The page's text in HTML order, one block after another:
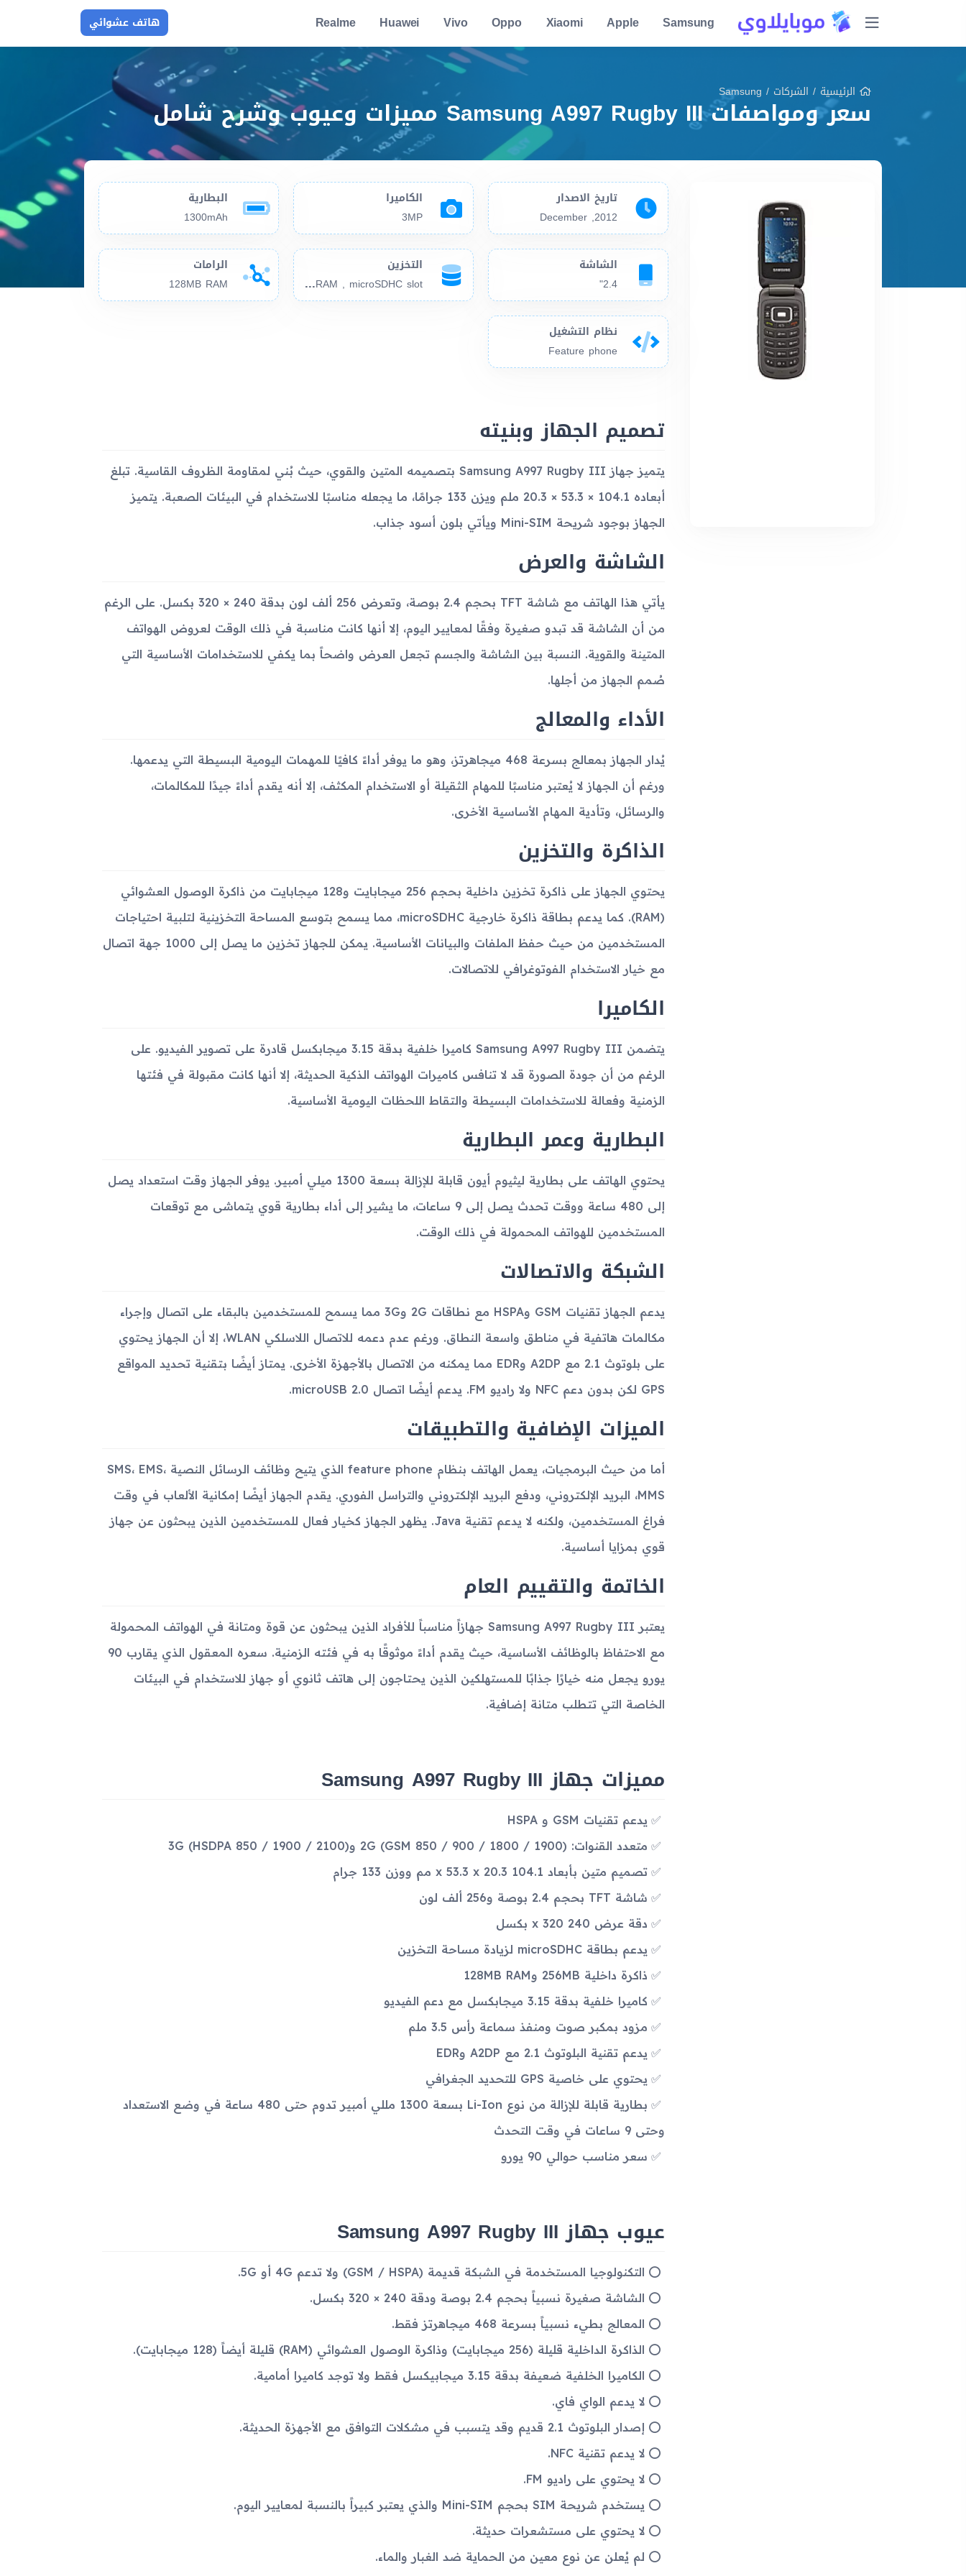
Samsung
Apple
Xiaomi
Oppo
Vivo
Huawei
Realme هاتف عشوائي
الرئيسية / الشركات /
Samsung
سعر ومواصفات Samsung A997 Rugby III مميزات وعيوب وشرح شامل
تاريخ الاصدار
2012, December
الكاميرا
3MP
البطارية
1300mAh
الشاشة
2.4"
التخزين
256
MB 128MB RAM , microSDHC slot
الرامات
128MB RAM
نظام التشغيل
Feature phone
تصميم الجهاز وبنيته
يتميز جهاز Samsung A997 Rugby III بتصميمه المتين والقوي، حيث بُني لمقاومة الظروف القاسية. تبلغ
أبعاده 104.1 × 53.3 × 20.3 ملم ويزن 133 جرامًا، ما يجعله مناسبًا للاستخدام في البيئات الصعبة. يتميز
الجهاز بوجود شريحة Mini-SIM ويأتي بلون أسود جذاب.
الشاشة والعرض
يأتي هذا الهاتف مع شاشة TFT بحجم 2.4 بوصة، وتعرض 256 ألف لون بدقة 240 × 320 بكسل. على الرغم
من أن الشاشة قد تبدو صغيرة وفقًا لمعايير اليوم، إلا أنها كانت مناسبة في ذلك الوقت لعروض الهواتف
المتينة والقوية. النسبة بين الشاشة والجسم تجعل العرض واضحاً بما يكفي للاستخدامات الأساسية التي
صُمم الجهاز من أجلها.
الأداء والمعالج
يُدار الجهاز بمعالج بسرعة 468 ميجاهرتز، وهو ما يوفر أداءً كافيًا للمهمات اليومية البسيطة التي يدعمها.
ورغم أن الجهاز لا يُعتبر مناسبًا للمهام الثقيلة أو الاستخدام المكثف، إلا أنه يقدم أداءً جيدًا للمكالمات،
والرسائل، وتأدية المهام الأساسية الأخرى.
الذاكرة والتخزين
يحتوي الجهاز على ذاكرة تخزين داخلية بحجم 256 ميجابايت و128 ميجابايت من ذاكرة الوصول العشوائي
(RAM). كما يدعم بطاقة ذاكرة خارجية microSDHC، مما يسمح بتوسع المساحة التخزينية لتلبية احتياجات
المستخدمين من حيث حفظ الملفات والبيانات الأساسية. يمكن للجهاز تخزين ما يصل إلى 1000 جهة اتصال
مع خيار الاستخدام الفوتوغرافي للاتصالات.
الكاميرا
يتضمن Samsung A997 Rugby III كاميرا خلفية بدقة 3.15 ميجابكسل قادرة على تصوير الفيديو. على
الرغم من أن جودة الصورة قد لا تنافس كاميرات الهواتف الذكية الحديثة، إلا أنها كانت مقبولة في فئتها
الزمنية وفعالة للاستخدامات البسيطة والتقاط اللحظات اليومية الأساسية.
البطارية وعمر البطارية
يحتوي الهاتف على بطارية ليثيوم أيون قابلة للإزالة بسعة 1300 ميلي أمبير. يوفر الجهاز وقت استعداد يصل
إلى 480 ساعة ووقت تحدث يصل إلى 9 ساعات، ما يشير إلى أداء بطارية قوي يتماشى مع توقعات
المستخدمين للهواتف المحمولة في ذلك الوقت.
الشبكة والاتصالات
يدعم الجهاز تقنيات GSM وHSPA مع نطاقات 2G و3G مما يسمح للمستخدمين بالبقاء على اتصال وإجراء
مكالمات هاتفية في مناطق واسعة النطاق. ورغم عدم دعمه للاتصال اللاسلكي WLAN، إلا أن الجهاز يحتوي
على بلوتوث 2.1 مع A2DP وEDR مما يمكنه من الاتصال بالأجهزة الأخرى. يمتاز أيضًا بتقنية تحديد المواقع
GPS لكن بدون دعم NFC ولا راديو FM. يدعم أيضًا اتصال microUSB 2.0.
الميزات الإضافية والتطبيقات
أما من حيث البرمجيات، يعمل الهاتف بنظام feature phone الذي يتيح وظائف الرسائل النصية SMS، EMS،
MMS، البريد الإلكتروني، ودفع البريد الإلكتروني والتراسل الفوري. يقدم الجهاز أيضًا إمكانية الألعاب في وقت
فراغ المستخدمين، ولكنه لا يدعم تقنية Java. يظهر الجهاز كخيار فعال للمستخدمين الذين يبحثون عن جهاز
قوي بمزايا أساسية.
الخاتمة والتقييم العام
يعتبر Samsung A997 Rugby III جهازاً مناسباً للأفراد الذين يبحثون عن قوة ومتانة في الهواتف المحمولة
مع الاحتفاظ بالوظائف الأساسية، حيث يقدم أداءً موثوقًا به في فئته الزمنية. سعره المعقول الذي يقارب 90
يورو يجعل منه خيارًا جذابًا للمستهلكين الذين يحتاجون إلى هاتف ثانوي أو جهاز للاستخدام في البيئات
الخاصة التي تتطلب متانة إضافية.
مميزات جهاز Samsung A997 Rugby III
يدعم تقنيات GSM و HSPA
متعدد القنوات: 2G (GSM 850 / 900 / 1800 / 1900) و3G (HSDPA 850 / 1900 / 2100)
تصميم متين بأبعاد 104.1 x 53.3 x 20.3 مم ووزن 133 جرام
شاشة TFT بحجم 2.4 بوصة و256 ألف لون
دقة عرض 240 x 320 بكسل
يدعم بطاقة microSDHC لزيادة مساحة التخزين
ذاكرة داخلية 256MB و128MB RAM
كاميرا خلفية بدقة 3.15 ميجابكسل مع دعم الفيديو
مزود بمكبر صوت ومنفذ سماعة رأس 3.5 ملم
يدعم تقنية البلوتوث 2.1 مع A2DP وEDR
يحتوي على خاصية GPS للتحديد الجغرافي
بطارية قابلة للإزالة من نوع Li-Ion بسعة 1300 مللي أمبير تدوم حتى 480 ساعة في وضع الاستعداد
وحتى 9 ساعات في وقت التحدث
سعر مناسب حوالي 90 يورو
عيوب جهاز Samsung A997 Rugby III
التكنولوجيا المستخدمة في الشبكة قديمة (GSM / HSPA) ولا تدعم 4G أو 5G.
الشاشة صغيرة نسبياً بحجم 2.4 بوصة ودقة 240 × 320 بكسل.
المعالج بطيء نسبياً بسرعة 468 ميجاهرتز فقط.
الذاكرة الداخلية قليلة (256 ميجابايت) وذاكرة الوصول العشوائي (RAM) قليلة أيضاً (128 ميجابايت).
الكاميرا الخلفية ضعيفة بدقة 3.15 ميجابيكسل فقط ولا توجد كاميرا أمامية.
لا يدعم الواي فاي.
إصدار البلوتوث 2.1 قديم وقد يتسبب في مشكلات التوافق مع الأجهزة الحديثة.
لا يدعم تقنية NFC.
لا يحتوي على راديو FM.
يستخدم شريحة SIM بحجم Mini-SIM والذي يعتبر كبيراً بالنسبة لمعايير اليوم.
لا يحتوي على مستشعرات حديثة.
لم يُعلن عن نوع معين من الحماية ضد الغبار والماء.